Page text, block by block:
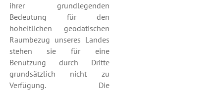
ihrer grundlegenden
Bedeutung für den
hoheitlichen geodätischen
Raumbezug unseres Landes
stehen sie für eine
Benutzung durch Dritte
grundsätzlich nicht zu
Verfügung. Die